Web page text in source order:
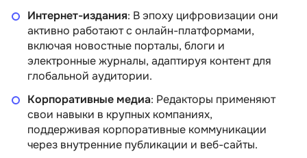
Интернет-издания: В эпоху цифровизации они
активно работают с онлайн-платформами,
включая новостные порталы, блоги и
электронные журналы, адаптируя контент для
глобальной аудитории.
Корпоративные медиа: Редакторы применяют
свои навыки в крупных компаниях,
поддерживая корпоративные коммуникации
через внутренние публикации и веб-сайты.